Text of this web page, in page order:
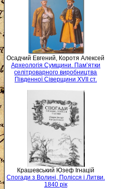
Осадчий Евгений, Коротя Алексей
Археологія Сумщини. Пам’ятки
селітроварного виробництва
Південної Сіверщини XVII ст.
Крашевський Юзеф Ігнацій
Спогади з Волині, Полісся і Литви.
1840 рік